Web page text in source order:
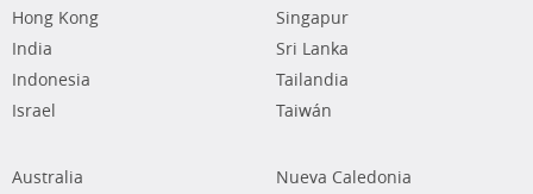
Hong Kong
India
Indonesia
Israel
Singapur
Sri Lanka
Tailandia
Taiwán
Australia
Nueva Caledonia